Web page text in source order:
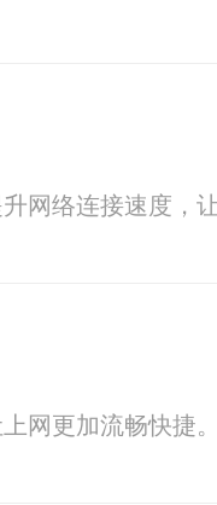
网络连接速度，
网更加流畅快捷。